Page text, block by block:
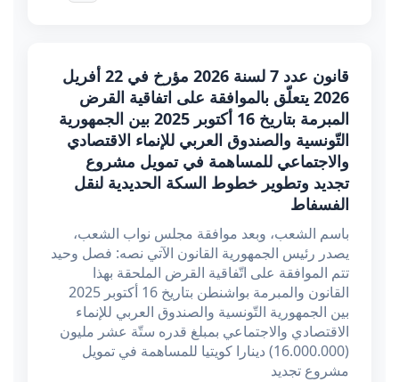
قانون عدد 7 لسنة 2026 مؤرخ في 22 أفريل
2026 يتعلّق بالموافقة على اتفاقية القرض
المبرمة بتاريخ 16 أكتوبر 2025 بين الجمهورية
التّونسية والصندوق العربي للإنماء الاقتصادي
والاجتماعي للمساهمة في تمويل مشروع
تجديد وتطوير خطوط السكة الحديدية لنقل
الفسفاط
باسم الشعب، وبعد موافقة مجلس نواب الشعب،
يصدر رئيس الجمهورية القانون الآتي نصه: فصل وحيد
تتم الموافقة على اتّفاقية القرض الملحقة بهذا
القانون والمبرمة بواشنطن بتاريخ 16 أكتوبر 2025
بين الجمهورية التّونسية والصندوق العربي للإنماء
الاقتصادي والاجتماعي بمبلغ قدره ستّة عشر مليون
(16.000.000) دينارا كويتيا للمساهمة في تمويل
مشروع تجديد